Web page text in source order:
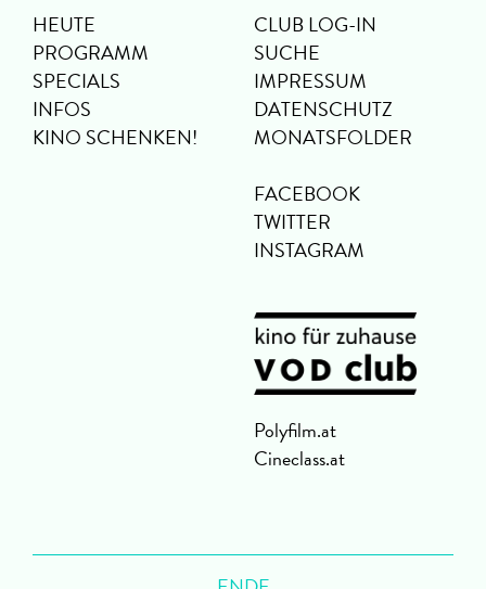
HEUTE
PROGRAMM
SPECIALS
INFOS
KINO SCHENKEN!
CLUB LOG-IN
SUCHE
IMPRESSUM
DATENSCHUTZ
MONATSFOLDER
FACEBOOK
TWITTER
INSTAGRAM
Polyfilm.at
Cineclass.at